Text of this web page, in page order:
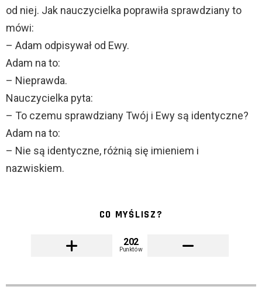
od niej. Jak nauczycielka poprawiła sprawdziany to
mówi:
– Adam odpisywał od Ewy.
Adam na to:
– Nieprawda.
Nauczycielka pyta:
– To czemu sprawdziany Twój i Ewy są identyczne?
Adam na to:
– Nie są identyczne, różnią się imieniem i
nazwiskiem.
CO MYŚLISZ?
202
Punktów